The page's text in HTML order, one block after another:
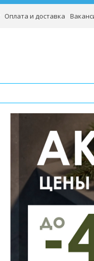
Оплата и доставка